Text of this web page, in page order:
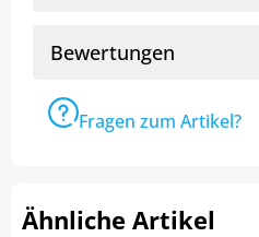
Bewertungen
Fragen zum Artikel?
Ähnliche Artikel